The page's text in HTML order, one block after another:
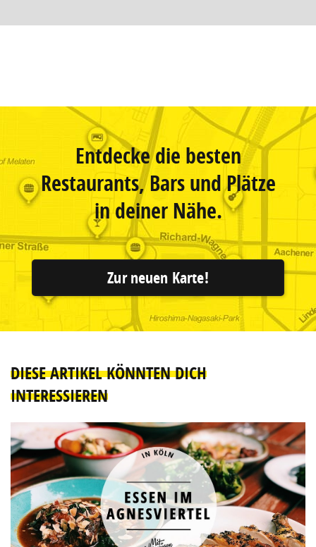
Entdecke die besten
Restaurants, Bars und Plätze
in deiner Nähe.
Zur neuen Karte!
DIESE ARTIKEL KÖNNTEN DICH
INTERESSIEREN